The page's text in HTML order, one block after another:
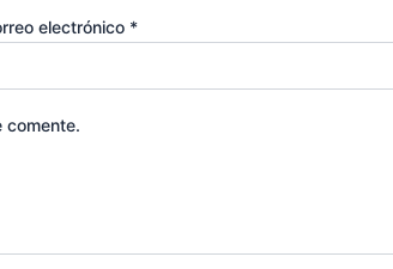
electrónico *
comente.